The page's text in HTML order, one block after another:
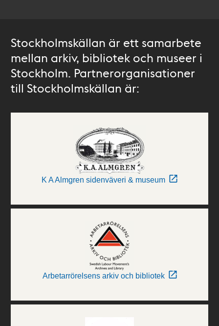
Stockholmskällan är ett samarbete
mellan arkiv, bibliotek och museer i
Stockholm. Partnerorganisationer
till Stockholmskällan är:
K A Almgren sidenväveri & museum
Arbetarrörelsens arkiv och bibliotek